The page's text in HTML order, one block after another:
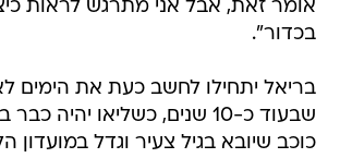
אומר זאת, אבל אני מתרגש לראות
בכדור".
בריאל יתחילו לחשב כעת את הימים
כוכב שיובא בגיל צעיר וגדל במועדון